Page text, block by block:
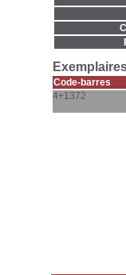
Code-barres
4+1372